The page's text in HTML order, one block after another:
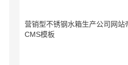
营销型不锈钢水箱生产公司网站
CMS模板